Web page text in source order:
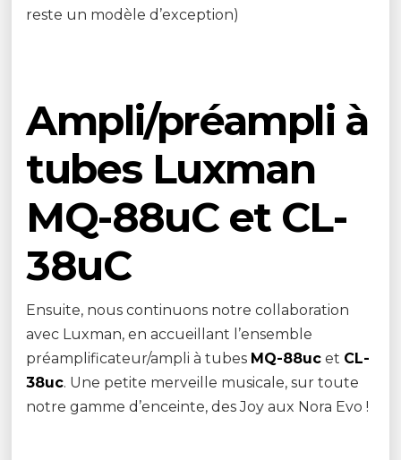
reste un modèle d’exception)
Ampli/préampli à
tubes Luxman
MQ-88uC et CL-
38uC
Ensuite, nous continuons notre collaboration
avec Luxman, en accueillant l’ensemble
préamplificateur/ampli à tubes MQ-88uc et CL-
38uc. Une petite merveille musicale, sur toute
notre gamme d’enceinte, des Joy aux Nora Evo !